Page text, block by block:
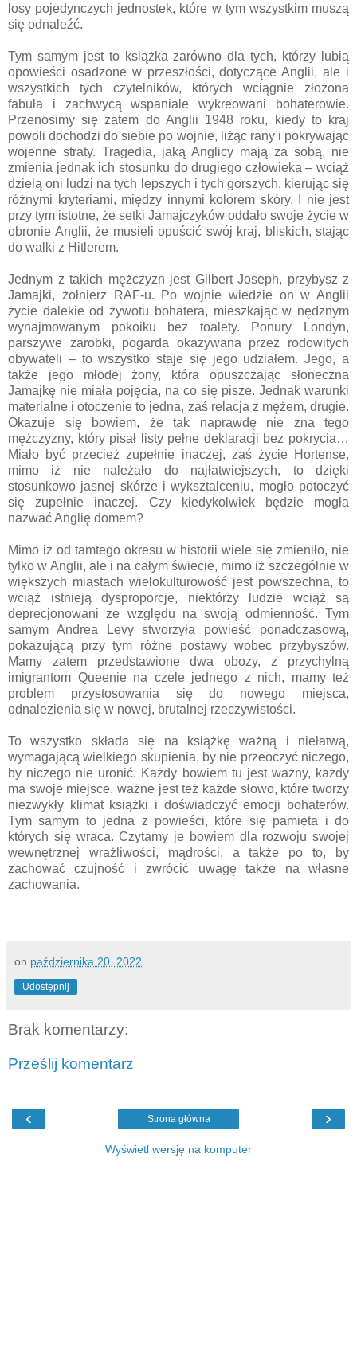
losy pojedynczych jednostek, które w tym wszystkim muszą
się odnaleźć.
Tym samym jest to książka zarówno dla tych, którzy lubią
opowieści osadzone w przeszłości, dotyczące Anglii, ale i
wszystkich tych czytelników, których wciągnie złożona
fabuła i zachwycą wspaniale wykreowani bohaterowie.
Przenosimy się zatem do Anglii 1948 roku, kiedy to kraj
powoli dochodzi do siebie po wojnie, liżąc rany i pokrywając
wojenne straty. Tragedia, jaką Anglicy mają za sobą, nie
zmienia jednak ich stosunku do drugiego człowieka – wciąż
dzielą oni ludzi na tych lepszych i tych gorszych, kierując się
różnymi kryteriami, między innymi kolorem skóry. I nie jest
przy tym istotne, że setki Jamajczyków oddało swoje życie w
obronie Anglii, że musieli opuścić swój kraj, bliskich, stając
do walki z Hitlerem.
Jednym z takich mężczyzn jest Gilbert Joseph, przybysz z
Jamajki, żołnierz RAF-u. Po wojnie wiedzie on w Anglii
życie dalekie od żywotu bohatera, mieszkając w nędznym
wynajmowanym pokoiku bez toalety. Ponury Londyn,
parszywe zarobki, pogarda okazywana przez rodowitych
obywateli – to wszystko staje się jego udziałem. Jego, a
także jego młodej żony, która opuszczając słoneczna
Jamajkę nie miała pojęcia, na co się pisze. Jednak warunki
materialne i otoczenie to jedna, zaś relacja z mężem, drugie.
Okazuje się bowiem, że tak naprawdę nie zna tego
mężczyzny, który pisał listy pełne deklaracji bez pokrycia…
Miało być przecież zupełnie inaczej, zaś życie Hortense,
mimo iż nie należało do najłatwiejszych, to dzięki
stosunkowo jasnej skórze i wyksztalceniu, mogło potoczyć
się zupełnie inaczej. Czy kiedykolwiek będzie mogła
nazwać Anglię domem?
Mimo iż od tamtego okresu w historii wiele się zmieniło, nie
tylko w Anglii, ale i na całym świecie, mimo iż szczególnie w
większych miastach wielokulturowość jest powszechna, to
wciąż istnieją dysproporcje, niektórzy ludzie wciąż są
deprecjonowani ze względu na swoją odmienność. Tym
samym Andrea Levy stworzyła powieść ponadczasową,
pokazującą przy tym różne postawy wobec przybyszów.
Mamy zatem przedstawione dwa obozy, z przychylną
imigrantom Queenie na czele jednego z nich, mamy też
problem przystosowania się do nowego miejsca,
odnalezienia się w nowej, brutalnej rzeczywistości.
To wszystko składa się na książkę ważną i niełatwą,
wymagającą wielkiego skupienia, by nie przeoczyć niczego,
by niczego nie uronić. Każdy bowiem tu jest ważny, każdy
ma swoje miejsce, ważne jest też każde słowo, które tworzy
niezwykły klimat książki i doświadczyć emocji bohaterów.
Tym samym to jedna z powieści, które się pamięta i do
których się wraca. Czytamy je bowiem dla rozwoju swojej
wewnętrznej wrażliwości, mądrości, a także po to, by
zachować czujność i zwrócić uwagę także na własne
zachowania.
on października 20, 2022
Udostępnij
Brak komentarzy:
Prześlij komentarz
‹ ›
Strona główna
Wyświetl wersję na komputer